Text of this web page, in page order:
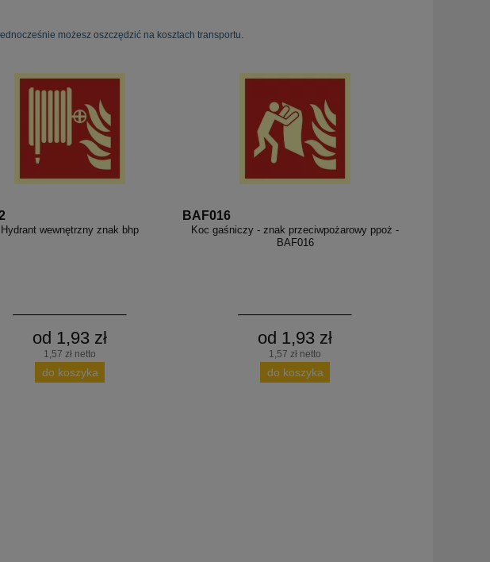
możesz oszczędzić na kosztach transportu.
Hydrant wewnętrzny znak bhp
od 1,93 zł
1,57 zł netto
do koszyka
BAF016
Koc gaśniczy - znak przeciwpożarowy ppoż -
BAF016
od 1,93 zł
1,57 zł netto
do koszyka